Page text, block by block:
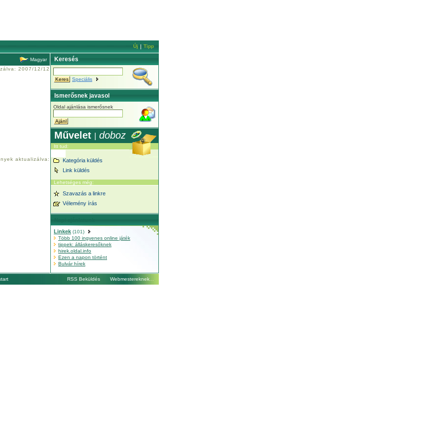
Új Tipp
Magyar
2007/12/12
aktualizálva:
Keresés
Speciális
Ismerősnek javasol
Oldal ajánlása ismerősnek
Művelet doboz
Itt tud:
Kategória küldés
Link küldés
Lehetséges még:
Szavazás a linkre
Vélemény írás
Linkek (101)
Több 100 ingyenes online játék
tippek: álláskeresőknek
hirek.oldal.info
Ezen a napon történt
Bulvár hírek
Webmestereknek
RSS Beküldés